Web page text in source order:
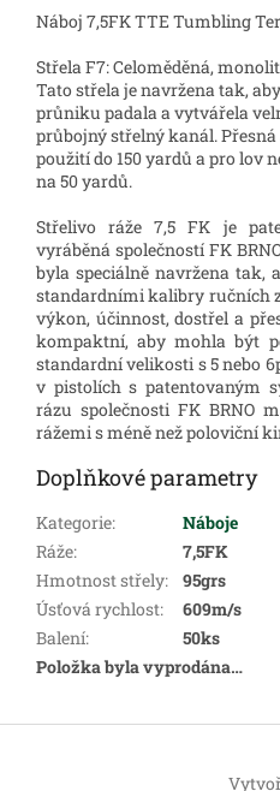
Náboj 7,5FK TTE Tumbling
Střela F7: Celoměděná,
Tato střela je navržena tak,
průniku padala a vytvářela
průbojný střelný kanál.
použití do 150 yardů a pro lov
na 50 yardů.
Střelivo ráže 7,5 FK je
vyráběná společností FK
byla speciálně navržena tak,
standardními kalibry ručních
výkon, účinnost, dostřel a
kompaktní, aby mohla být
standardní velikosti s 5 nebo
v pistolích s patentovaným
rázu společnosti FK BRNO
rážemi s méně než poloviční
Doplňkové parametry
Kategorie:
Náboje
Ráže:
7,5FK
Hmotnost střely:
95grs
Úsťová rychlost:
609m/s
Balení:
50ks
Položka byla vyprodána…
Z